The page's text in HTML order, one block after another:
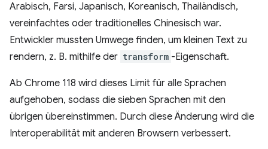
Arabisch, Farsi, Japanisch, Koreanisch, Thailändisch,
vereinfachtes oder traditionelles Chinesisch war.
Entwickler mussten Umwege finden, um kleinen Text zu
rendern, z. B. mithilfe der transform -Eigenschaft.
Ab Chrome 118 wird dieses Limit für alle Sprachen
aufgehoben, sodass die sieben Sprachen mit den
übrigen übereinstimmen. Durch diese Änderung wird die
Interoperabilität mit anderen Browsern verbessert.